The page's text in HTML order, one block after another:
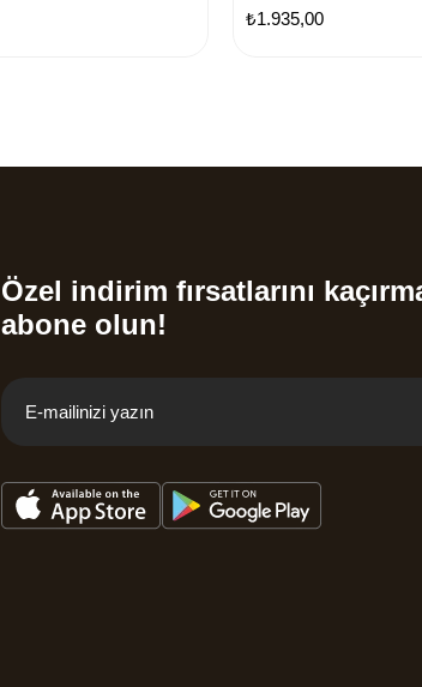
₺1.935,00
Özel indirim fırsatlarını
abone olun!